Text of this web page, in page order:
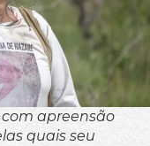
apreensão
quais seu